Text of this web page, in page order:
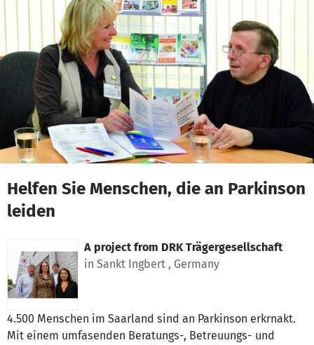
Skip to main content
Show accessibility statement
Helfen Sie Menschen, die an Parkinson
leiden
A project from DRK Trägergesellschaft
in Sankt Ingbert , Germany
4.500 Menschen im Saarland sind an Parkinson erkrnakt.
Mit einem umfasenden Beratungs-, Betreuungs- und